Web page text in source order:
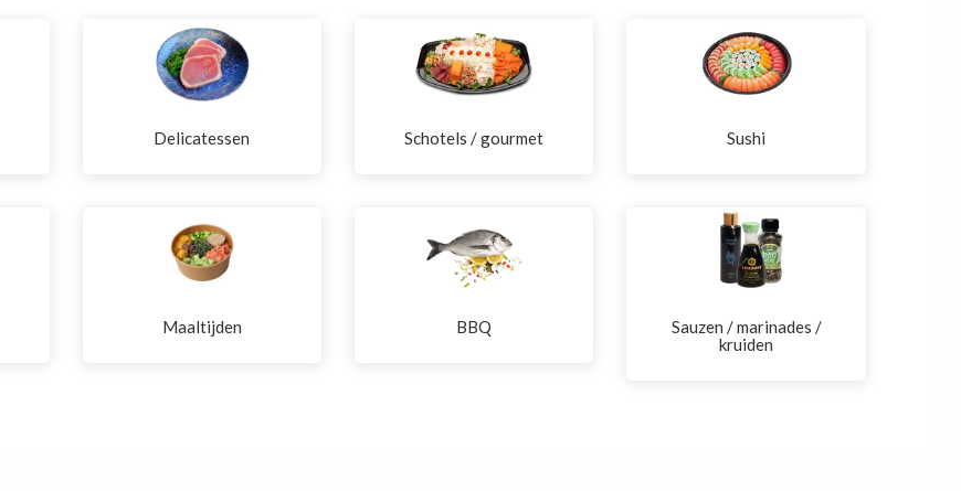
Delicatessen Schotels / gourmet Sushi
Maaltijden BBQ
Sauzen / marinades /
kruiden